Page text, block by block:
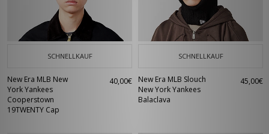
SCHNELLKAUF
New Era MLB New
York Yankees
Cooperstown
19TWENTY Cap
40,00€
SCHNELLKAUF
New Era MLB Slouch
New York Yankees
Balaclava
45,00€